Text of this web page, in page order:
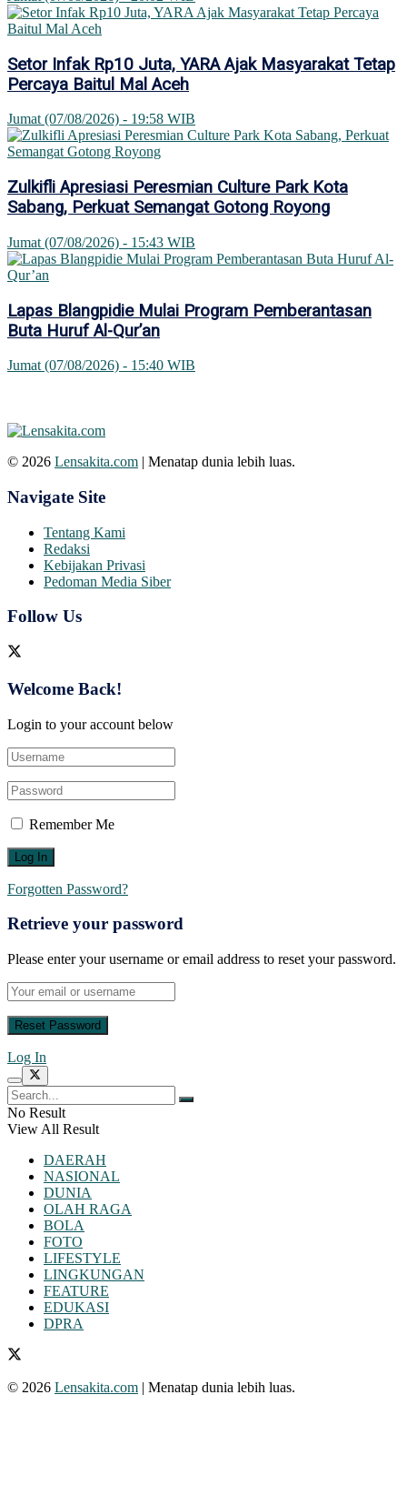
Setor Infak Rp10 Juta, YARA Ajak Masyarakat Tetap
Percaya Baitul Mal Aceh
Jumat (07/08/2026) - 19:58 WIB
Zulkifli Apresiasi Peresmian Culture Park Kota
Sabang, Perkuat Semangat Gotong Royong
Jumat (07/08/2026) - 15:43 WIB
Lapas Blangpidie Mulai Program Pemberantasan
Buta Huruf Al-Qur’an
Jumat (07/08/2026) - 15:40 WIB
© 2026 Lensakita.com | Menatap dunia lebih luas.
Navigate Site
Tentang Kami
Redaksi
Kebijakan Privasi
Pedoman Media Siber
Follow Us
Welcome Back!
Login to your account below
Remember Me
Forgotten Password?
Retrieve your password
Please enter your username or email address to reset your password.
Log In
No Result
View All Result
DAERAH
NASIONAL
DUNIA
OLAH RAGA
BOLA
FOTO
LIFESTYLE
LINGKUNGAN
FEATURE
EDUKASI
DPRA
© 2026 Lensakita.com | Menatap dunia lebih luas.